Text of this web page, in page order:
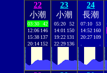
22
小潮
03:30
42
12:06 146
15:38 137
20:14 152
23
小潮
05:20
52
14:01 150
19:22 131
22:29 136
24
長潮
07:10
53
14:52 160
20:27 109